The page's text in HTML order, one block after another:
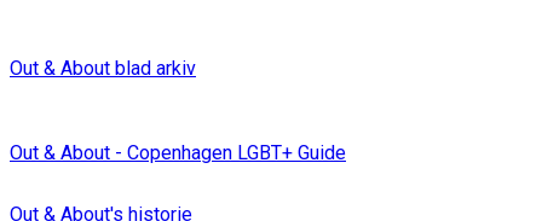
Out & About blad arkiv
Out & About - Copenhagen LGBT+ Guide
Out & About's historie